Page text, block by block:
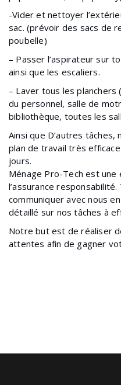
-Vider et nettoyer
sac. (prévoir des sacs de
poubelle)
– Passer l’aspirateur sur
ainsi que les escaliers.
– Laver tous les planchers
du personnel, salle de
bibliothèque, toutes les
Ainsi que D’autres
plan de travail très
jours.
Ménage Pro-Tech est
l’assurance
communiquer avec nous
détaillé sur nos tâches à
Notre but est de réaliser
attentes afin de gagner